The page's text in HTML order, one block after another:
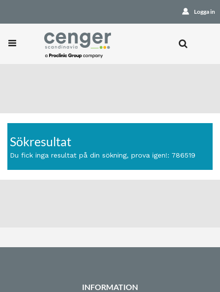
Logga in
Sökresultat
Du fick inga resultat på din sökning, prova igen!: 786519
INFORMATION